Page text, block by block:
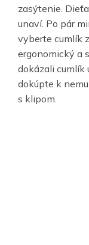
zasýtenie.
unaví. Po pár
vyberte cumlík
ergonomický a
dokázali cumlík
dokúpte k
s klipom.